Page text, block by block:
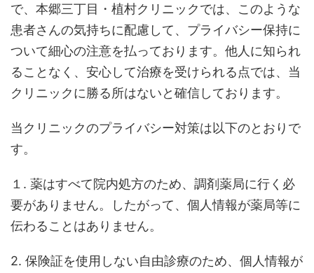
で、本郷三丁目・植村クリニックでは、このような
患者さんの気持ちに配慮して、プライバシー保持に
ついて細心の注意を払っております。他人に知られ
ることなく、安心して治療を受けられる点では、当
クリニックに勝る所はないと確信しております。
当クリニックのプライバシー対策は以下のとおりで
す。
１. 薬はすべて院内処方のため、調剤薬局に行く必
要がありません。したがって、個人情報が薬局等に
伝わることはありません。
2. 保険証を使用しない自由診療のため、個人情報が